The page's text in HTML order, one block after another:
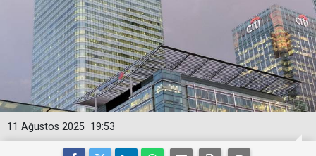
19:53
11 Ağustos 2025